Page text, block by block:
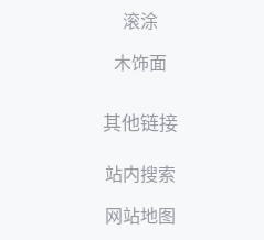
滚涂
木饰面
其他链接
站内搜索
网站地图